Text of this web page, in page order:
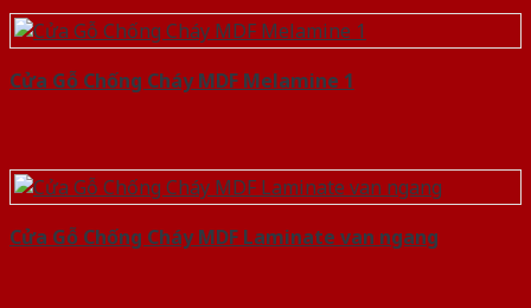
Cửa Gỗ Chống Cháy MDF Melamine 1
Cửa Gỗ Chống Cháy MDF Laminate van ngang